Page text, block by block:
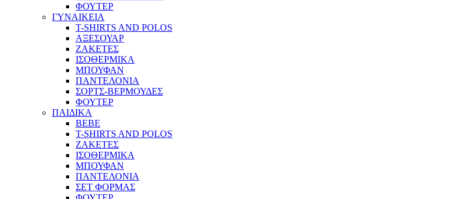
ΦΟΥΤΕΡ
ΓΥΝΑΙΚΕΙΑ
T-SHIRTS AND POLOS
ΑΞΕΣΟΥΑΡ
ΖΑΚΕΤΕΣ
ΙΣΟΘΕΡΜΙΚΑ
ΜΠΟΥΦΑΝ
ΠΑΝΤΕΛΟΝΙΑ
ΣΟΡΤΣ-ΒΕΡΜΟΥΔΕΣ
ΦΟΥΤΕΡ
ΠΑΙΔΙΚΑ
BEBE
T-SHIRTS AND POLOS
ΖΑΚΕΤΕΣ
ΙΣΟΘΕΡΜΙΚΑ
ΜΠΟΥΦΑΝ
ΠΑΝΤΕΛΟΝΙΑ
ΣΕΤ ΦΟΡΜΑΣ